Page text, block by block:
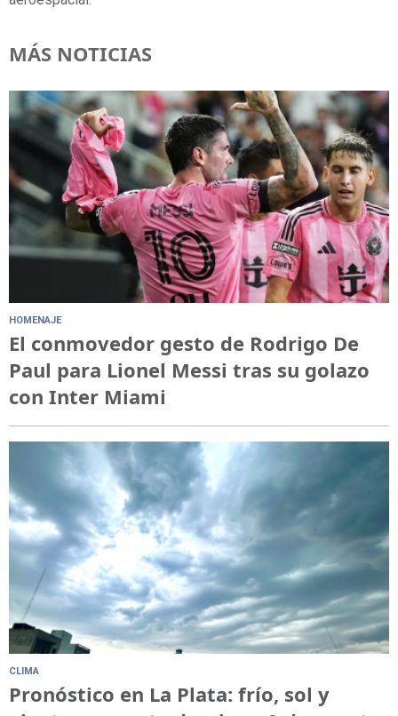
MÁS NOTICIAS
HOMENAJE
El conmovedor gesto de Rodrigo De
Paul para Lionel Messi tras su golazo
con Inter Miami
CLIMA
Pronóstico en La Plata: frío, sol y